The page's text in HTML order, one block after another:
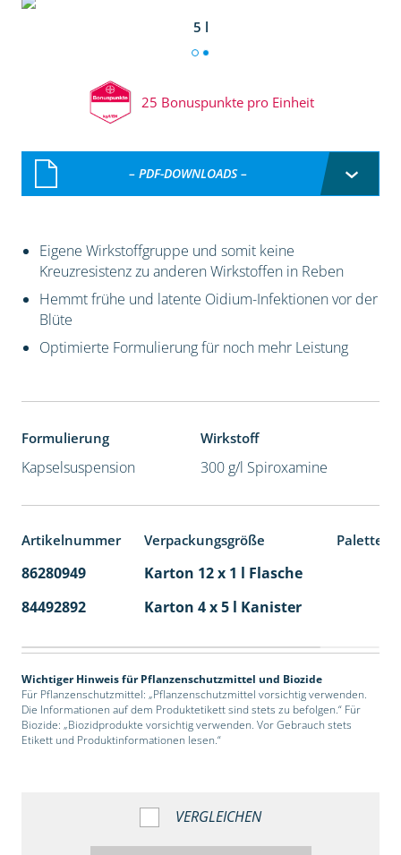
5 l
25 Bonuspunkte pro Einheit
– PDF-DOWNLOADS –
Eigene Wirkstoffgruppe und somit keine
Kreuzresistenz zu anderen Wirkstoffen in Reben
Hemmt frühe und latente Oidium-Infektionen vor der
Blüte
Optimierte Formulierung für noch mehr Leistung
Formulierung
Kapselsuspension
Wirkstoff
300 g/l Spiroxamine
Artikelnummer Verpackungsgröße
86280949 Karton 12 x 1 l Flasche
84492892
Karton 4 x 5 l Kanister
Wichtiger Hinweis für Pflanzenschutzmittel und Biozide
Für Pflanzenschutzmittel: „Pflanzenschutzmittel vorsichtig verwenden.
Die Informationen auf dem Produktetikett sind stets zu befolgen.“ Für
Biozide: „Biozidprodukte vorsichtig verwenden. Vor Gebrauch stets
Etikett und Produktinformationen lesen.“
VERGLEICHEN